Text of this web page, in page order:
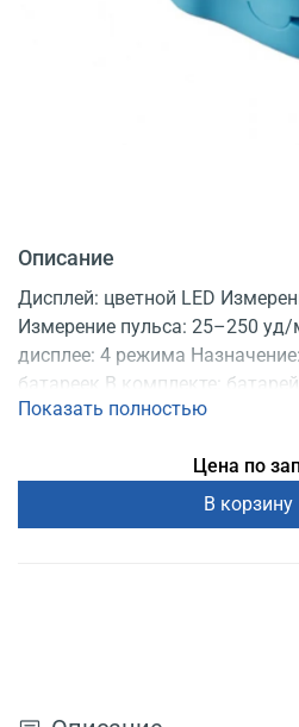
Описание
Дисплей: цветной LED
Измерение пульса: 25–250
дисплее: 4 режима
батареек В комплекте:
подлежит обязательной
Показать полностью
Цена по
В корзину